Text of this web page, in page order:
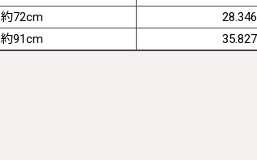
約72cm
約91cm